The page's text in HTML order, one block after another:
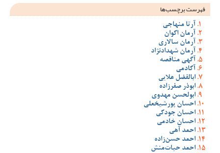
فهرست برچسب‌ها
آرتا منهاجی
آرمان اکوان
آرمان سالاری
آرمان شهدادنژاد
آگهی مناقصه
آکادمی
ابالفضل علایی
ابوذر صفرزاده
ابولحسن مهدوی
احسان پورشیخعلی
احسان جودکی
احسان خادمی
احمد آهی
احمد حسن‌زاده
احمد حیات‌منش